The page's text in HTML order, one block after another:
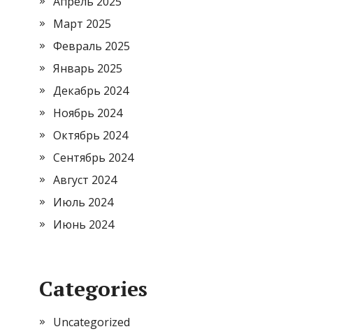
Март 2025
Февраль 2025
Январь 2025
Декабрь 2024
Ноябрь 2024
Октябрь 2024
Сентябрь 2024
Август 2024
Июль 2024
Июнь 2024
Categories
Uncategorized